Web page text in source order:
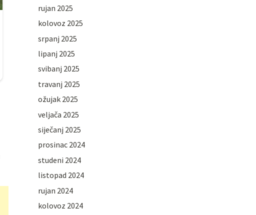
rujan 2025
kolovoz 2025
srpanj 2025
lipanj 2025
svibanj 2025
travanj 2025
ožujak 2025
veljača 2025
siječanj 2025
prosinac 2024
studeni 2024
listopad 2024
rujan 2024
kolovoz 2024